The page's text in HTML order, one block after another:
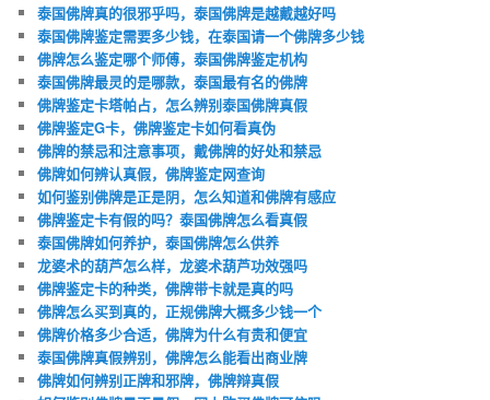
泰国佛牌真的很邪乎吗，泰国佛牌是越戴越好吗
泰国佛牌鉴定需要多少钱，在泰国请一个佛牌多少钱
佛牌怎么鉴定哪个师傅，泰国佛牌鉴定机构
泰国佛牌最灵的是哪款，泰国最有名的佛牌
佛牌鉴定卡塔帕占，怎么辨别泰国佛牌真假
佛牌鉴定G卡，佛牌鉴定卡如何看真伪
佛牌的禁忌和注意事项，戴佛牌的好处和禁忌
佛牌如何辨认真假，佛牌鉴定网查询
如何鉴别佛牌是正是阴，怎么知道和佛牌有感应
佛牌鉴定卡有假的吗？泰国佛牌怎么看真假
泰国佛牌如何养护，泰国佛牌怎么供养
龙婆术的葫芦怎么样，龙婆术葫芦功效强吗
佛牌鉴定卡的种类，佛牌带卡就是真的吗
佛牌怎么买到真的，正规佛牌大概多少钱一个
佛牌价格多少合适，佛牌为什么有贵和便宜
泰国佛牌真假辨别，佛牌怎么能看出商业牌
佛牌如何辨别正牌和邪牌，佛牌辩真假